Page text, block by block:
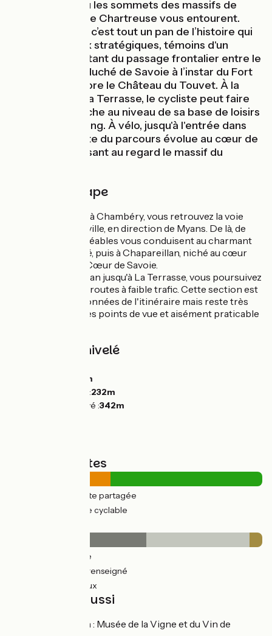
Grésivaudan, où les sommets des massifs de
Belledonne et de Chartreuse vous entourent.
Chemin faisant, c’est tout un pan de l’histoire qui
défile : des lieux stratégiques, témoins d'un
territoire important du passage frontalier entre le
Dauphiné et le duché de Savoie à l’instar du Fort
Barraux ou encore le Château du Touvet. À la
bien nommée La Terrasse, le cycliste peut faire
facilement relâche au niveau de sa base de loisirs
et de son camping. À vélo, jusqu'à l'entrée dans
Grenoble, la suite du parcours évolue au cœur de
paysages exposant au regard le massif du
Détail de l'étape
Après votre arrêt à Chambéry, vous retrouvez la voie
verte au sud de la ville, en direction de Myans. De là, de
petites routes agréables vous conduisent au charmant
lac de Saint-André, puis à Chapareillan, niché au cœur
des vignobles de Cœur de Savoie.
Depuis Chapareillan jusqu'à La Terrasse, vous poursuivez
sur 20 km sur des routes à faible trafic. Cette section est
l'une des plus vallonnées de l'itinéraire mais reste très
appréciée pour ces points de vue et aisément praticable
Pentes et dénivelé
137m
Point le plus bas :232m
Point le plus élevé :342m
Types de routes
(40%) Route partagée
(60%) Voie cyclable
(54%) Lisse
(41%) Non renseigné
(5%) Rugueux
À découvrir aussi
Montmélian : Musée de la Vigne et du Vin de